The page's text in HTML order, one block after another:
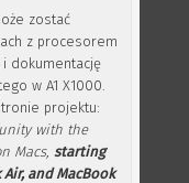
zostać
z procesorem
i dokumentację
w A1 X1000.
projektu:
with the
Macs, starting
Air, and MacBook